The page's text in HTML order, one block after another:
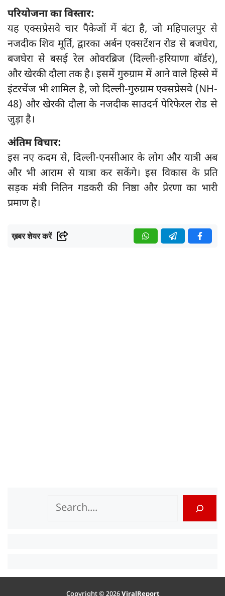
परियोजना का विस्तार:
यह एक्सप्रेसवे चार पैकेजों में बंटा है, जो महिपालपुर से
नजदीक शिव मूर्ति, द्वारका अर्बन एक्सटेंशन रोड से बजघेरा,
बजघेरा से बसई रेल ओवरब्रिज (दिल्ली-हरियाणा बॉर्डर),
और खेरकी दौला तक है। इसमें गुरुग्राम में आने वाले हिस्से में
इंटरचेंज भी शामिल है, जो दिल्ली-गुरुग्राम एक्सप्रेसवे (NH-
48) और खेरकी दौला के नजदीक साउदर्न पेरिफेरल रोड से
जुड़ा है।
अंतिम विचार:
इस नए कदम से, दिल्ली-एनसीआर के लोग और यात्री अब
और भी आराम से यात्रा कर सकेंगे। इस विकास के प्रति
सड़क मंत्री नितिन गडकरी की निष्ठा और प्रेरणा का भारी
प्रमाण है।
ख़बर शेयर करें